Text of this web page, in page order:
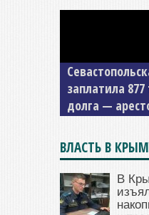
заплатила
долга —
ВЛАСТЬ В
В